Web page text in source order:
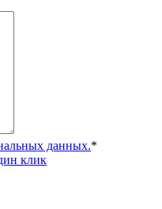
данных.*
клик